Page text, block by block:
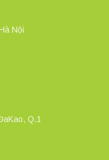
Nội
Q.1